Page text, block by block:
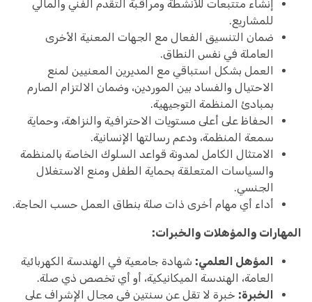
إنشاء متتبعات للأنشطة ومراقبة التقدم الفني والمالي
للمشاريع.
ضمان التنسيق الفعال مع الجهات المعنية الأخرى
العاملة في نفس النطاق.
العمل بشكل استباقي مع المديرين المعنيين لمنع
الاحتيال والفساد بين الموردين، وضمان الالتزام الصارم
بمبادئ المنظمة التوجيهية.
الحفاظ على أعلى مستويات الاحترافية والنزاهة، وحماية
سمعة المنظمة، ودعم رسالتها الإنسانية.
الامتثال الكامل لمدونة قواعد السلوك الخاصة بالمنظمة
والسياسات المتعلقة بحماية الطفل ومنع الاستغلال
الجنسي.
أداء أي مهام أخرى ذات صلة بنطاق العمل حسب الحاجة.
المهارات والمؤهلات والخبرات:
المؤهل العلمي: شهادة جامعية في الهندسة الكهربائية
العامة، الهندسة الميكانيكية، أو أي تخصص ذي صلة.
الخبرة: خبرة لا تقل عن سنتين في مجال الإشراف على